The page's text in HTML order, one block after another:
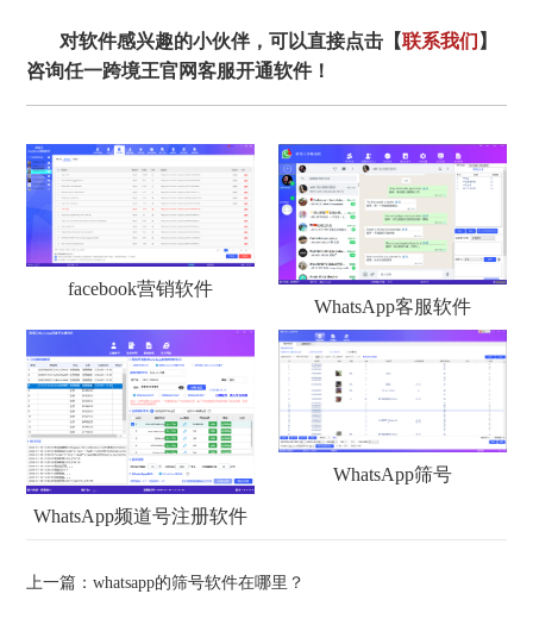
对软件感兴趣的小伙伴，可以直接点击【联系我们 】
咨询任一跨境王官网客服开通软件！
facebook营销软件
WhatsApp客服软件
WhatsApp频道号注册软件
WhatsApp筛号
上一篇：whatsapp的筛号软件在哪里？